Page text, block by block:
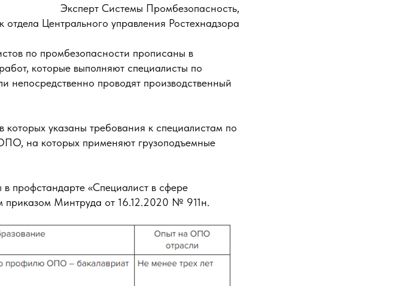
Эксперт Системы Промбезопасность,
Центрального управления Ростехнадзора
по промбезопасности прописаны в
которые выполняют специалисты по
непосредственно проводят производственный
указаны требования к специалистам по
на которых применяют грузоподъемные
профстандарте «Специалист в сфере
приказом Минтруда от 16.12.2020 № 911н.